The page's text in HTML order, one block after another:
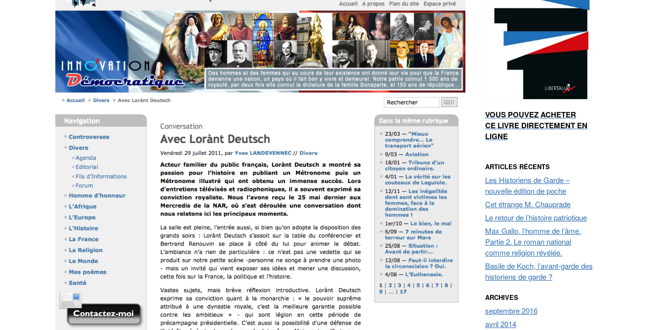
VOUS POUVEZ ACHETER
CE LIVRE DIRECTEMENT EN
LIGNE
ARTICLES RÉCENTS
Les Historiens de Garde –
nouvelle édition de poche
Cet étrange M. Chauprade
Le retour de l’histoire patriotique
Max Gallo, l’homme de l’âme.
Partie 2. Le roman national
comme religion révélée.
Basile de Koch, l’avant-garde des
historiens de garde ?
ARCHIVES
septembre 2016
avril 2014